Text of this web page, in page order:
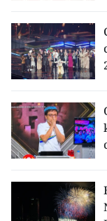
KHOA HỌC -
MÔI TRƯỜNG
BẠN ĐỌC
KIỂM CHỨNG
54 DÂN TỘC